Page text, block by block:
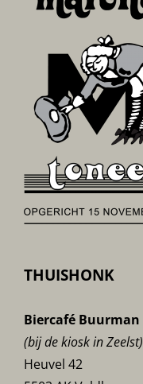
THUISHONK
Biercafé Buurman
(bij de kiosk in Zeelst)
Heuvel 42